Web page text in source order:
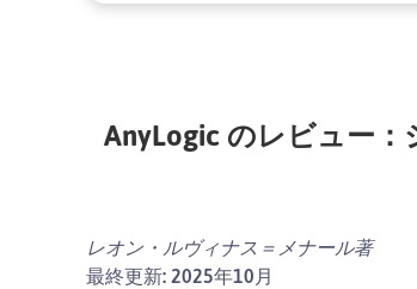
AnyLogic のレビュー
レオン・ルヴィナス＝メナール著
最終更新: 2025年10月